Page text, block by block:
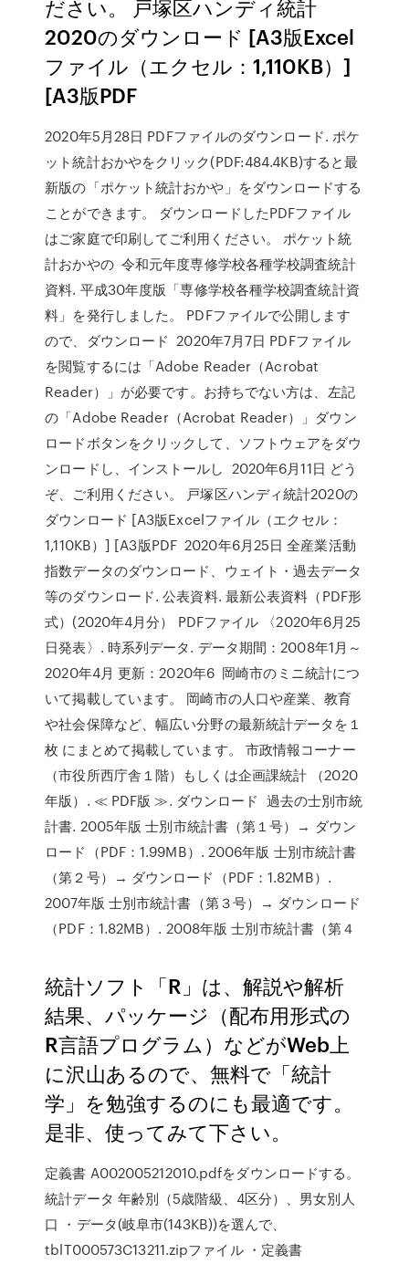
ださい。 戸塚区ハンディ統計
2020のダウンロード [A3版Excel
ファイル（エクセル：1,110KB）]
[A3版PDF
2020年5月28日 PDFファイルのダウンロード. ポケ
ット統計おかやをクリック(PDF:484.4KB)すると最
新版の「ポケット統計おかや」をダウンロードする
ことができます。 ダウンロードしたPDFファイル
はご家庭で印刷してご利用ください。 ポケット統
計おかやの 令和元年度専修学校各種学校調査統計
資料. 平成30年度版「専修学校各種学校調査統計資
料」を発行しました。 PDFファイルで公開します
ので、ダウンロード 2020年7月7日 PDFファイル
を閲覧するには「Adobe Reader（Acrobat
Reader）」が必要です。お持ちでない方は、左記
の「Adobe Reader（Acrobat Reader）」ダウン
ロードボタンをクリックして、ソフトウェアをダウ
ンロードし、インストールし 2020年6月11日 どう
ぞ、ご利用ください。 戸塚区ハンディ統計2020の
ダウンロード [A3版Excelファイル（エクセル：
1,110KB）] [A3版PDF 2020年6月25日 全産業活動
指数データのダウンロード、ウェイト・過去データ
等のダウンロード. 公表資料. 最新公表資料（PDF形
式）(2020年4月分） PDFファイル 〈2020年6月25
日発表〉. 時系列データ. データ期間：2008年1月～
2020年4月 更新：2020年6 岡崎市のミニ統計につ
いて掲載しています。 岡崎市の人口や産業、教育
や社会保障など、幅広い分野の最新統計データを１
枚 にまとめて掲載しています。 市政情報コーナー
（市役所西庁舎１階）もしくは企画課統計 （2020
年版）. ≪ PDF版 ≫. ダウンロード 過去の士別市統
計書. 2005年版 士別市統計書（第１号）→ ダウン
ロード（PDF：1.99MB）. 2006年版 士別市統計書
（第２号）→ ダウンロード（PDF：1.82MB）.
2007年版 士別市統計書（第３号）→ ダウンロード
（PDF：1.82MB）. 2008年版 士別市統計書（第４
統計ソフト「R」は、解説や解析
結果、パッケージ（配布用形式の
R言語プログラム）などがWeb上
に沢山あるので、無料で「統計
学」を勉強するのにも最適です。
是非、使ってみて下さい。
定義書 A002005212010.pdfをダウンロードする。
統計データ 年齢別（5歳階級、4区分）、男女別人
口 ・データ(岐阜市(143KB))を選んで、
tblT000573C13211.zipファイル ・定義書